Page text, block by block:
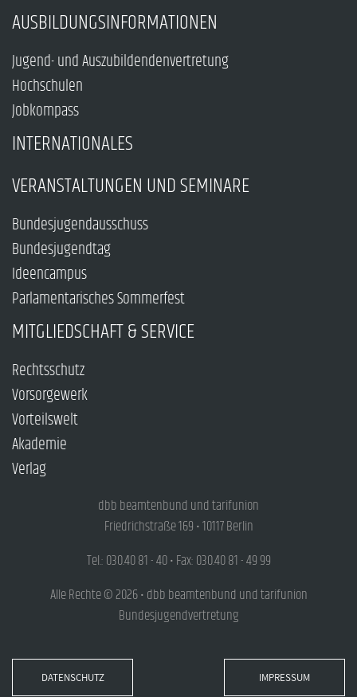
AUSBILDUNGSINFORMATIONEN
Jugend- und Auszubildendenvertretung
Hochschulen
Jobkompass
INTERNATIONALES
VERANSTALTUNGEN UND SEMINARE
Bundesjugendausschuss
Bundesjugendtag
Ideencampus
Parlamentarisches Sommerfest
MITGLIEDSCHAFT & SERVICE
Rechtsschutz
Vorsorgewerk
Vorteilswelt
Akademie
Verlag
dbb beamtenbund und tarifunion
Friedrichstraße 169 • 10117 Berlin
Tel.: 030.40 81 - 40 • Fax: 030.40 81 - 49 99
Alle Rechte © 2026 • dbb beamtenbund und tarifunion
Bundesjugendvertretung
DATENSCHUTZ IMPRESSUM